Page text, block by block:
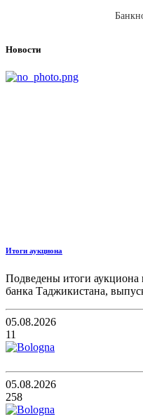
Новости
Итоги аукциона
Подведены итоги
банка Таджикистана,
05.08.2026
11
05.08.2026
258